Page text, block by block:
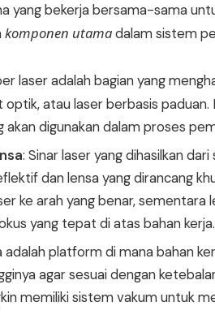
yang bekerja bersama-sama
komponen utamadalam sistem
laser adalah bagian yang
optik, atau laser berbasis paduan.
akan digunakan dalam proses
: Sinar laser yang dihasilkan
dan lensa yang dirancang
ke arah yang benar, sementara
yang tepat di atas bahan kerja.
adalah platform di mana bahan
agar sesuai dengan
memiliki sistem vakum untuk